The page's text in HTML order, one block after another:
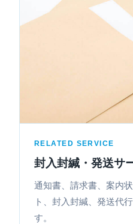
RELATED SERVICE
封入封緘・発送サ
通知書、請求書、案内
ト、封入封緘、発送代
す。